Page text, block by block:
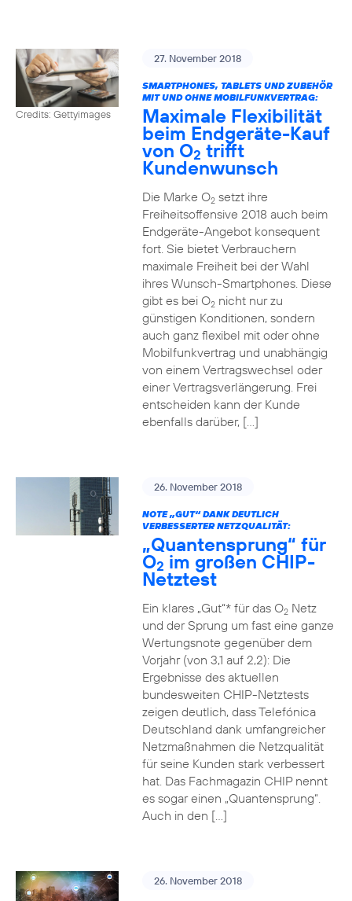
Credits: Gettyimages
27. November 2018
SMARTPHONES, TABLETS UND ZUBEHÖR
MIT UND OHNE MOBILFUNKVERTRAG:
Maximale Flexibilität
beim Endgeräte-Kauf
von O2 trifft
Kundenwunsch
Die Marke O2setzt ihre
Freiheitsoffensive 2018 auch beim
Endgeräte-Angebot konsequent
fort. Sie bietet Verbrauchern
maximale Freiheit bei der Wahl
ihres Wunsch-Smartphones. Diese
gibt es bei O2nicht nur zu
günstigen Konditionen, sondern
auch ganz flexibel mit oder ohne
Mobilfunkvertrag und unabhängig
von einem Vertragswechsel oder
einer Vertragsverlängerung. Frei
entscheiden kann der Kunde
ebenfalls darüber, […]
26. November 2018
NOTE „GUT“ DANK DEUTLICH
VERBESSERTER NETZQUALITÄT:
„Quantensprung“ für
O2 im großen CHIP-
Netztest
Ein klares „Gut“* für das O2Netz
und der Sprung um fast eine ganze
Wertungsnote gegenüber dem
Vorjahr (von 3,1 auf 2,2): Die
Ergebnisse des aktuellen
bundesweiten CHIP-Netztests
zeigen deutlich, dass Telefónica
Deutschland dank umfangreicher
Netzmaßnahmen die Netzqualität
für seine Kunden stark verbessert
hat. Das Fachmagazin CHIP nennt
es sogar einen „Quantensprung“.
Auch in den […]
26. November 2018